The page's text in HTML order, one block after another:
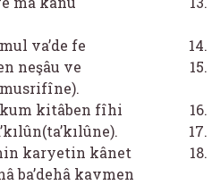
va’de fe
neşâu ve
kitâben fîhi
karyetin kânet
ba’dehâ kavmen